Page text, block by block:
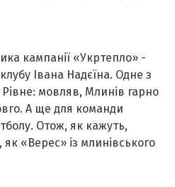
кампанії «Укртепло» -
Івана Надєїна. Одне з
мовляв, Млинів гарно
А ще для команди
Отож, як кажуть,
«Верес» із млинівського